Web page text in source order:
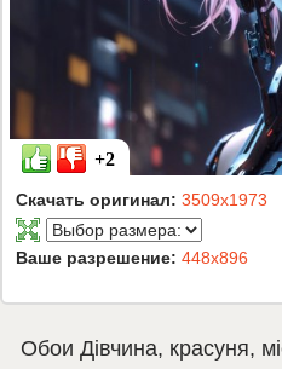
+2
Скачать оригинал: 3509x1973
Ваше разрешение: 448x896
Обои Дівчина, красуня,